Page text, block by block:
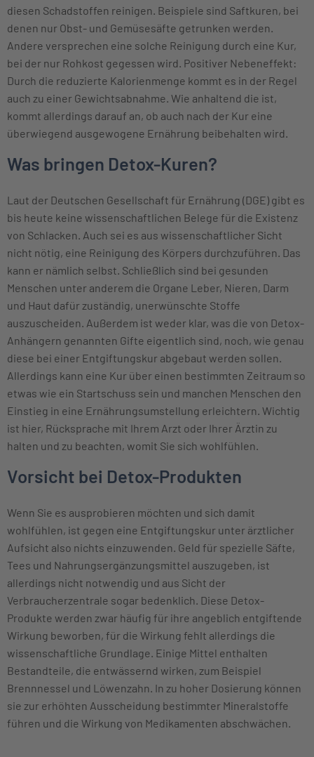
diesen Schadstoffen reinigen. Beispiele sind Saftkuren, bei
denen nur Obst- und Gemüsesäfte getrunken werden.
Andere versprechen eine solche Reinigung durch eine Kur,
bei der nur Rohkost gegessen wird. Positiver Nebeneffekt:
Durch die reduzierte Kalorienmenge kommt es in der Regel
auch zu einer Gewichtsabnahme. Wie anhaltend die ist,
kommt allerdings darauf an, ob auch nach der Kur eine
überwiegend ausgewogene Ernährung beibehalten wird.
Was bringen Detox-Kuren?
Laut der Deutschen Gesellschaft für Ernährung (DGE) gibt es
bis heute keine wissenschaftlichen Belege für die Existenz
von Schlacken. Auch sei es aus wissenschaftlicher Sicht
nicht nötig, eine Reinigung des Körpers durchzuführen. Das
kann er nämlich selbst. Schließlich sind bei gesunden
Menschen unter anderem die Organe Leber, Nieren, Darm
und Haut dafür zuständig, unerwünschte Stoffe
auszuscheiden. Außerdem ist weder klar, was die von Detox-
Anhängern genannten Gifte eigentlich sind, noch, wie genau
diese bei einer Entgiftungskur abgebaut werden sollen.
Allerdings kann eine Kur über einen bestimmten Zeitraum so
etwas wie ein Startschuss sein und manchen Menschen den
Einstieg in eine Ernährungsumstellung erleichtern. Wichtig
ist hier, Rücksprache mit Ihrem Arzt oder Ihrer Ärztin zu
halten und zu beachten, womit Sie sich wohlfühlen.
Vorsicht bei Detox-Produkten
Wenn Sie es ausprobieren möchten und sich damit
wohlfühlen, ist gegen eine Entgiftungskur unter ärztlicher
Aufsicht also nichts einzuwenden. Geld für spezielle Säfte,
Tees und Nahrungsergänzungsmittel auszugeben, ist
allerdings nicht notwendig und aus Sicht der
Verbraucherzentrale sogar bedenklich. Diese Detox-
Produkte werden zwar häufig für ihre angeblich entgiftende
Wirkung beworben, für die Wirkung fehlt allerdings die
wissenschaftliche Grundlage. Einige Mittel enthalten
Bestandteile, die entwässernd wirken, zum Beispiel
Brennnessel und Löwenzahn. In zu hoher Dosierung können
sie zur erhöhten Ausscheidung bestimmter Mineralstoffe
führen und die Wirkung von Medikamenten abschwächen.